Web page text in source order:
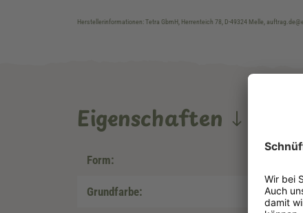
Herstellerinformationen: Tetra GbmH, Herrenteich 78, D-49324 Melle,
Eigenschaften
Form:
Grundfarbe: